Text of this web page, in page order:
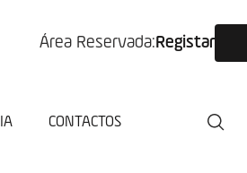
Área Reservada: Registar
CONTACTOS